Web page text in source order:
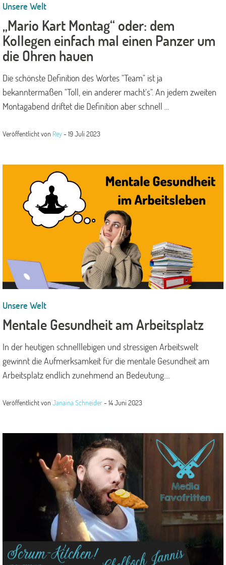
Unsere Welt
„Mario Kart Montag“ oder: dem
Kollegen einfach mal einen Panzer um
die Ohren hauen
Die schönste Definition des Wortes "Team" ist ja
bekanntermaßen "Toll, ein anderer macht's". An jedem zweiten
Montagabend driftet die Definition aber schnell ...
Veröffentlicht von Rey- 19 Juli 2023
Unsere Welt
Mentale Gesundheit am Arbeitsplatz
In der heutigen schnelllebigen und stressigen Arbeitswelt
gewinnt die Aufmerksamkeit für die mentale Gesundheit am
Arbeitsplatz endlich zunehmend an Bedeutung....
Veröffentlicht vonJanaina Schneider- 14 Juni 2023